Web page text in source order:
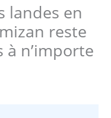
landes en
reste
n’importe